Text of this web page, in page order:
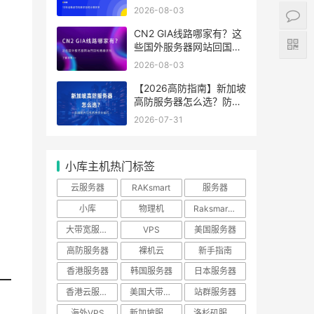
分辨好坏
2026-08-03
CN2 GIA线路哪家有？这
些国外服务器网站回国线
路最优化
2026-08-03
【2026高防指南】新加坡
高防服务器怎么选？防御
能力与线路性价比排行
2026-07-31
小库主机热门标签
云服务器 RAKsmart
服务器
小库
物理机
Raksmart优惠
大带宽服务器
VPS
美国服务器
高防服务器
裸机云
新手指南
香港服务器
韩国服务器
日本服务器
香港云服务器
美国大带宽服务器
站群服务器